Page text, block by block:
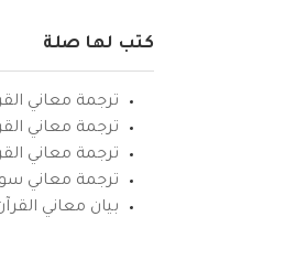
كتب لها صلة
ترجمة معاني
ترجمة معاني
ترجمة معاني
ترجمة معاني
بيان معاني